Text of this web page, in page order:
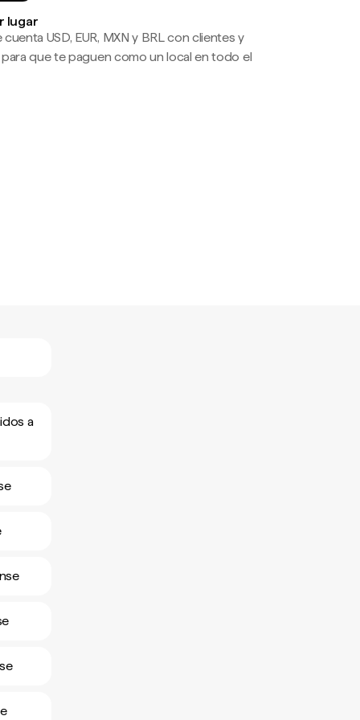
lugar
USD, EUR, MXN y BRL con clientes y
que te paguen como un local en todo el
a